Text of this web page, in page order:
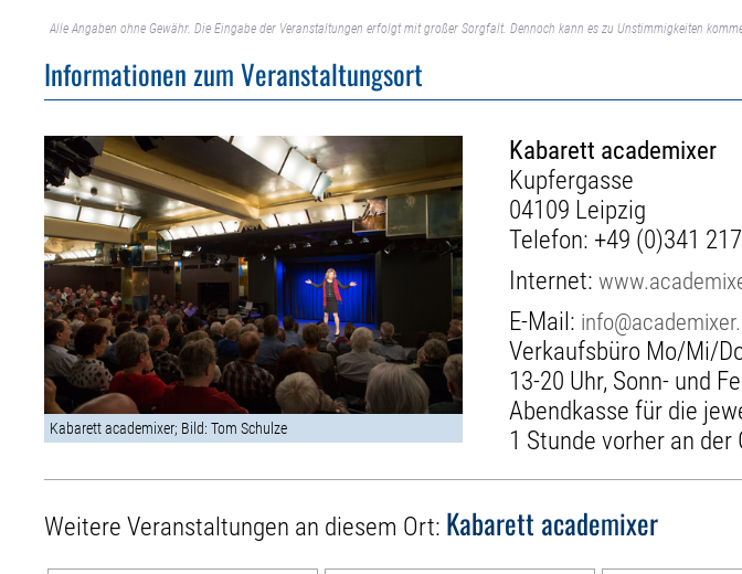
Alle Angaben ohne Gewähr. Die Eingabe der Veranstaltungen erfolgt mit großer Sorgfalt. Dennoch kann es zu Unstimmigkeiten
Informationen zum Veranstaltungsort
Kabarett academixer; Bild: Tom Schulze
Kabarett academixer
Kupfergasse
04109 Leipzig
Telefon: +49 (0)341
Internet:
E-Mail:
Verkaufsbüro Mo/Mi/
13-20 Uhr, Sonn- und
Abendkasse für die
1 Stunde vorher an der
Weitere Veranstaltungen an diesem Ort: Kabarett academixer